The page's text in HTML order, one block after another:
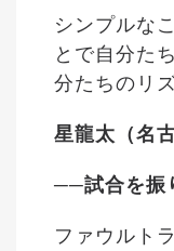
シンプルな
とで自分た
分たちのリ
星龍太（名
──試合を振
ファウルト